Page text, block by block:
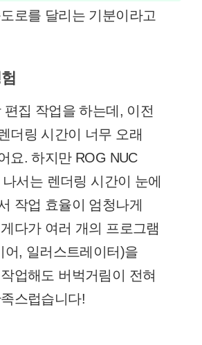
로를 달리는 기분이라고
집 작업을 하는데, 이전
더링 시간이 너무 오래
요. 하지만 ROG NUC
서는 렌더링 시간이 눈에
작업 효율이 엄청나게
다가 여러 개의 프로그램
어, 일러스트레이터)을
업해도 버벅거림이 전혀
스럽습니다!